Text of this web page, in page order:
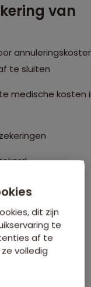
van
te sluiten
medische kosten
ziekte of
keuze voor de
risico
dit zijn
te
af te
volledig